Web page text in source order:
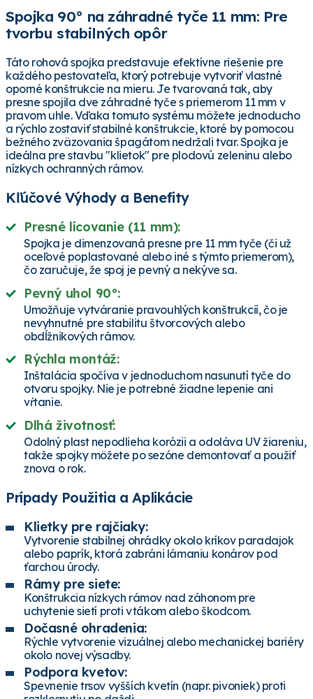
Spojka 90° na záhradné tyče 11 mm: Pre
tvorbu stabilných opôr
Táto rohová spojka predstavuje efektívne riešenie pre
každého pestovateľa, ktorý potrebuje vytvoriť vlastné
oporné konštrukcie na mieru. Je tvarovaná tak, aby
presne spojila dve záhradné tyče s priemerom 11 mm v
pravom uhle. Vďaka tomuto systému môžete jednoducho
a rýchlo zostaviť stabilné konštrukcie, ktoré by pomocou
bežného zväzovania špagátom nedržali tvar. Spojka je
ideálna pre stavbu "klietok" pre plodovú zeleninu alebo
nízkych ochranných rámov.
Kľúčové Výhody a Benefity
Presné lícovanie (11 mm):
Spojka je dimenzovaná presne pre 11 mm tyče (či už
oceľové poplastované alebo iné s týmto priemerom),
čo zaručuje, že spoj je pevný a nekýve sa.
Pevný uhol 90°:
Umožňuje vytváranie pravouhlých konštrukcií, čo je
nevyhnutné pre stabilitu štvorcových alebo
obdĺžnikových rámov.
Rýchla montáž:
Inštalácia spočíva v jednoduchom nasunutí tyče do
otvoru spojky. Nie je potrebné žiadne lepenie ani
vŕtanie.
Dlhá životnosť:
Odolný plast nepodlieha korózii a odoláva UV žiareniu,
takže spojky môžete po sezóne demontovať a použiť
znova o rok.
Prípady Použitia a Aplikácie
Klietky pre rajčiaky:
Vytvorenie stabilnej ohrádky okolo kríkov paradajok
alebo paprík, ktorá zabráni lámaniu konárov pod
ťarchou úrody.
Rámy pre siete:
Konštrukcia nízkych rámov nad záhonom pre
uchytenie sietí proti vtákom alebo škodcom.
Dočasné ohradenia:
Rýchle vytvorenie vizuálnej alebo mechanickej bariéry
okolo novej výsadby.
Podpora kvetov:
Spevnenie trsov vyšších kvetín (napr. pivoniek) proti